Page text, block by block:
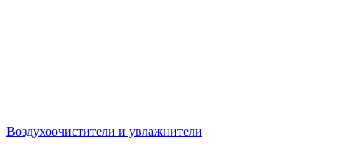
Воздухоочистители и увлажнители